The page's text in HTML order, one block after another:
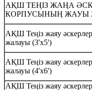
АҚШ ТЕҢІЗ ЖАҢА
КОРПУСЫНЫҢ ЖАУЫ
АҚШ Теңіз жаяу
жалауы (3'x5')
АҚШ Теңіз жаяу
жалауы (4'x6')
АҚШ Теңіз жаяу